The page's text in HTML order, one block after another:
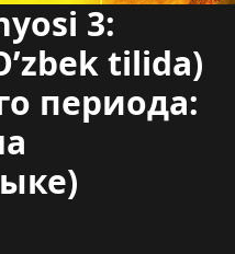
3:
tilida)
периода: